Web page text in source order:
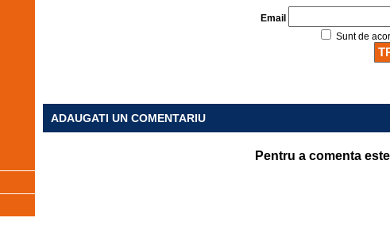
Email
Sunt de
ADAUGATI UN COMENTARIU
Pentru a comenta